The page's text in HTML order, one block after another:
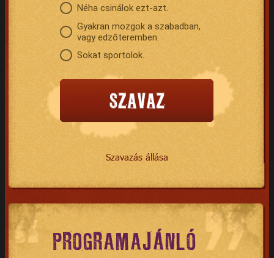
Néha csinálok ezt-azt.
Gyakran mozgok a szabadban,
vagy edzőteremben.
Sokat sportolok.
Szavazás állása
PROGRAMAJÁNLÓ